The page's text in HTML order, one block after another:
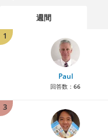
週間
1
Paul
回答数： 66
3